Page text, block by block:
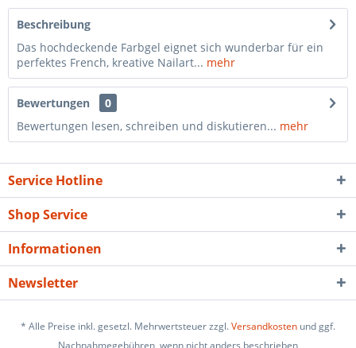
Beschreibung
Das hochdeckende Farbgel eignet sich wunderbar für ein
perfektes French, kreative Nailart... mehr
Bewertungen
0
Bewertungen lesen, schreiben und diskutieren... mehr
Service Hotline
Shop Service
Informationen
Newsletter
* Alle Preise inkl. gesetzl. Mehrwertsteuer zzgl.Versandkosten und ggf.